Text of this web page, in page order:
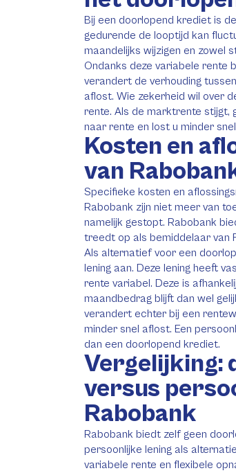
Bij een doorlopend krediet is
gedurende de looptijd kan
maandelijks wijzigen en zowel
Ondanks deze variabele rente
verandert de verhouding
aflost. Wie zekerheid wil over
rente. Als de marktrente stijgt,
naar rente en lost u minder
Kosten en
van
Specifieke kosten en
Rabobank zijn niet meer van
namelijk gestopt. Rabobank
treedt op als bemiddelaar van
Als alternatief voor een
lening aan. Deze lening heeft
rente variabel. Deze is
maandbedrag blijft dan wel
verandert echter bij een
minder snel aflost. Een
dan een doorlopend krediet.
Vergelijking:
versus
Rabobank
Rabobank biedt zelf geen
persoonlijke lening als
variabele rente en flexibele